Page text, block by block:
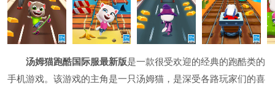
汤姆猫跑酷国际服最新版是一款很受欢迎的经典的跑酷类的
手机游戏。该游戏的主角是一只汤姆猫，是深受各路玩家们的喜